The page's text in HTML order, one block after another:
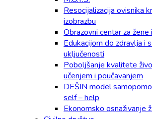
Resocijalizacija ovisnika
izobrazbu
Obrazovni centar za žene
Edukacijom do zdravlja i
uključenosti
Poboljšanje kvalitete
učenjem i poučavanjem
DEŠIN model
self – help
Ekonomsko osnaživanje